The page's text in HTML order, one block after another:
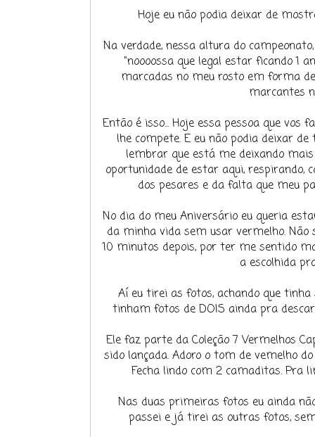
Hoje eu não podia deixar de
Na verdade, nessa altura do
"noooossa que legal estar ficando 1
marcadas no meu rosto em forma
marcantes
Então é isso... Hoje essa pessoa que
lhe compete. E eu não podia deixar
lembrar que está me deixando
oportunidade de estar aqui, respirando,
dos pesares e da falta que meu
No dia do meu Aniversário eu queria
da minha vida sem usar vermelho.
10 minutos depois, por ter me sentido
a escolhida
Aí eu tirei as fotos, achando que
tinham fotos de DOIS ainda pra
Ele faz parte da Coleção 7 Vermelhos
sido lançada. Adoro o tom de vemelho
Fecha lindo com 2 camaditas. Pra
Nas duas primeiras fotos eu ainda
passei e já tirei as outras fotos,